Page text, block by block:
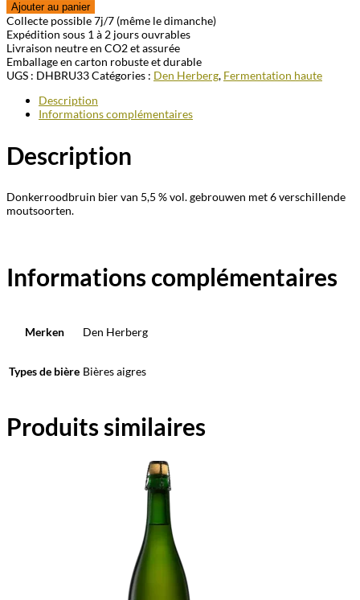
Ajouter au panier
Collecte possible 7j/7 (même le dimanche)
Expédition sous 1 à 2 jours ouvrables
Livraison neutre en CO2 et assurée
Emballage en carton robuste et durable
UGS : DHBRU33Catégories : Den Herberg, Fermentation haute
Description
Informations complémentaires
Description
Donkerroodbruin bier van 5,5 % vol. gebrouwen met 6 verschillende
moutsoorten.
Informations complémentaires
Merken Den Herberg
Types de bière Bières aigres
Produits similaires